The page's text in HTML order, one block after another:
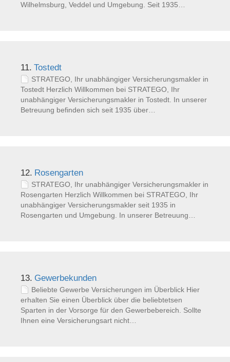
Wilhelmsburg, Veddel und Umgebung. Seit 1935…
11. Tostedt
STRATEGO, Ihr unabhängiger Versicherungsmakler in
Tostedt Herzlich Willkommen bei STRATEGO, Ihr
unabhängiger Versicherungsmakler in Tostedt. In unserer
Betreuung befinden sich seit 1935 über…
12. Rosengarten
STRATEGO, Ihr unabhängiger Versicherungsmakler in
Rosengarten Herzlich Willkommen bei STRATEGO, Ihr
unabhängiger Versicherungsmakler seit 1935 in
Rosengarten und Umgebung. In unserer Betreuung…
13. Gewerbekunden
Beliebte Gewerbe Versicherungen im Überblick Hier
erhalten Sie einen Überblick über die beliebtetsen
Sparten in der Vorsorge für den Gewerbebereich. Sollte
Ihnen eine Versicherungsart nicht…